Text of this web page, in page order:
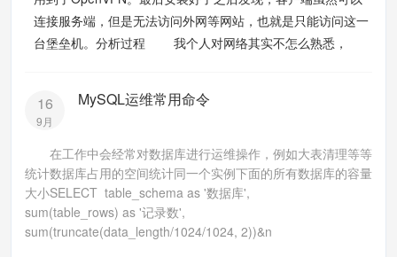
连接服务端，但是无法访问外网等网站，也就是只能访问这一
台堡垒机。分析过程 我个人对网络其实不怎么熟悉，
16
9月
MySQL运维常用命令
在工作中会经常对数据库进行运维操作，例如大表清理等等
统计数据库占用的空间统计同一个实例下面的所有数据库的容量
大小SELECT table_schema as '数据库',
sum(table_rows) as '记录数',
sum(truncate(data_length/1024/1024, 2))&n